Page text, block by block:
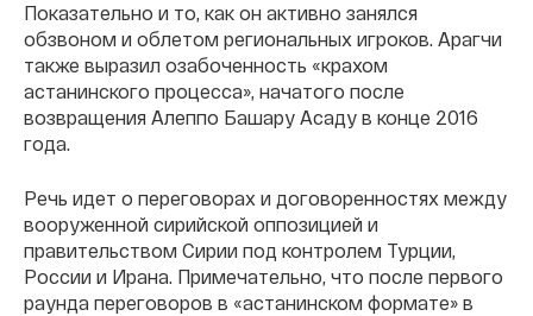
Показательно и то, как он активно занялся
обзвоном и облетом региональных игроков. Арагчи
также выразил озабоченность «крахом
астанинского процесса», начатого после
возвращения Алеппо Башару Асаду в конце 2016
года.
Речь идет о переговорах и договоренностях между
вооруженной сирийской оппозицией и
правительством Сирии под контролем Турции,
России и Ирана. Примечательно, что после первого
раунда переговоров в «астанинском формате» в